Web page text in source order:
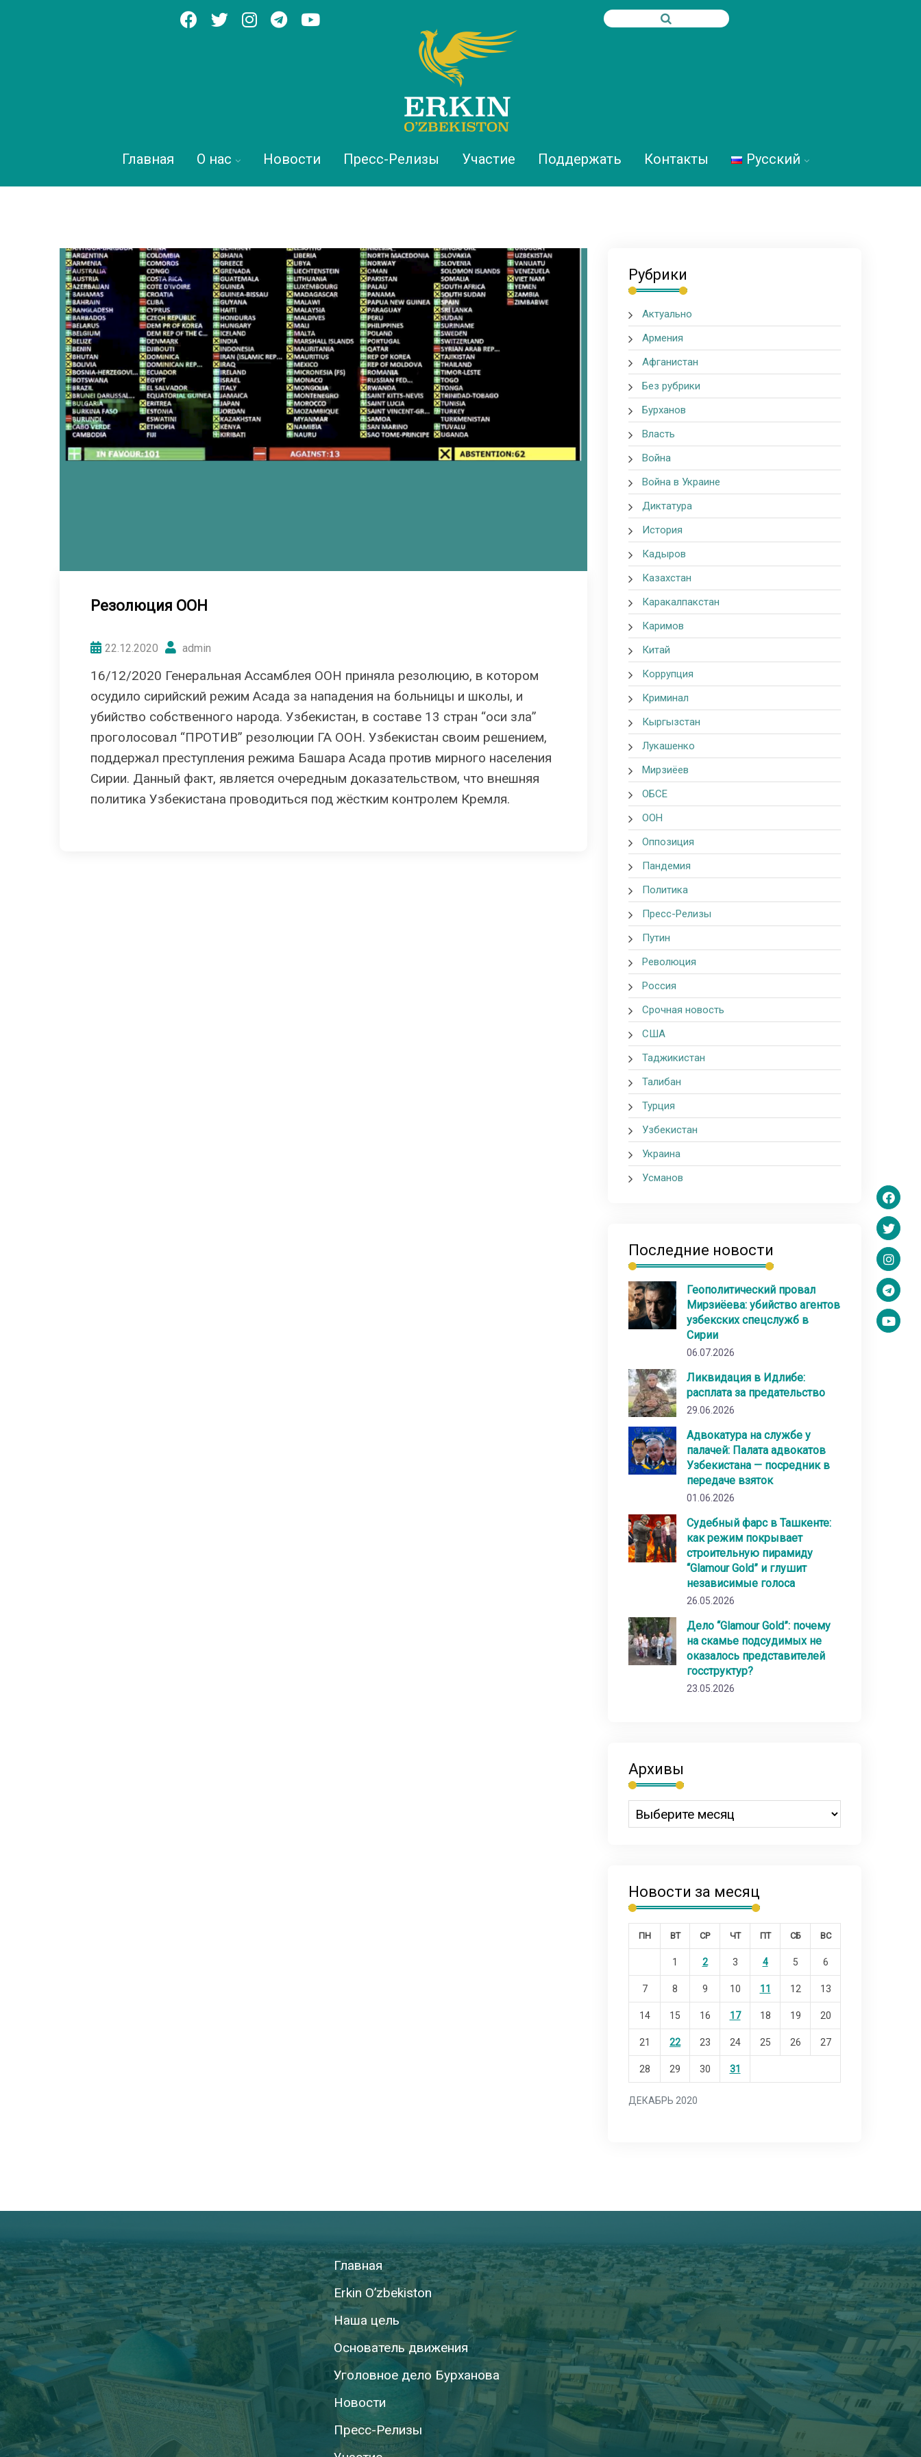
Главная О нас Новости Пресс-Релизы Участие Поддержать Контакты Русский
Резолюция ООН
22.12.2020 admin
16/12/2020 Генеральная Ассамблея ООН приняла резолюцию, в котором
осудило сирийский режим Асада за нападения на больницы и школы, и
убийство собственного народа. Узбекистан, в составе 13 стран “оси зла”
проголосовал “ПРОТИВ” резолюции ГА ООН. Узбекистан своим решением,
поддержал преступления режима Башара Асада против мирного населения
Сирии. Данный факт, является очередным доказательством, что внешняя
политика Узбекистана проводиться под жёстким контролем Кремля.
Рубрики
Актуально
Армения
Афганистан
Без рубрики
Бурханов
Власть
Война
Война в Украине
Диктатура
История
Кадыров
Казахстан
Каракалпакстан
Каримов
Китай
Коррупция
Криминал
Кыргызстан
Лукашенко
Мирзиёев
ОБСЕ
ООН
Оппозиция
Пандемия
Политика
Пресс-Релизы
Путин
Революция
Россия
Срочная новость
США
Таджикистан
Талибан
Турция
Узбекистан
Украина
Усманов
Последние новости
Геополитический провал
Мирзиёева: убийство агентов
узбекских спецслужб в
Сирии
06.07.2026
Ликвидация в Идлибе:
расплата за предательство
29.06.2026
Адвокатура на службе у
палачей: Палата адвокатов
Узбекистана — посредник в
передаче взяток
01.06.2026
Судебный фарс в Ташкенте:
как режим покрывает
строительную пирамиду
“Glamour Gold” и глушит
независимые голоса
26.05.2026
Дело “Glamour Gold”: почему
на скамье подсудимых не
оказалось представителей
госструктур?
23.05.2026
Архивы
Новости за месяц
ДЕКАБРЬ 2020
ПН ВТ СР ЧТ ПТ СБ ВС
1 2 3 4 5 6
7 8 9 10 11 12 13
14 15 16 17 18 19 20
21 22 23 24 25 26 27
28 29 30 31
Главная
Erkin O’zbekiston
Наша цель
Основатель движения
Уголовное дело Бурханова
Новости
Пресс-Релизы